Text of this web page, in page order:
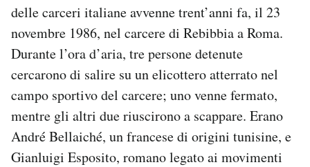
AREA PERSONALE
Area Personale
Newsletter
Notifiche mobile
Regala il Post
delle carceri italiane avvenne trent’anni fa, il 23
novembre 1986, nel carcere di Rebibbia a Roma.
Durante l’ora d’aria, tre persone detenute
cercarono di salire su un elicottero atterrato nel
campo sportivo del carcere; uno venne fermato,
mentre gli altri due riuscirono a scappare. Erano
André Bellaiché, un francese di origini tunisine, e
Gianluigi Esposito, romano legato ai movimenti